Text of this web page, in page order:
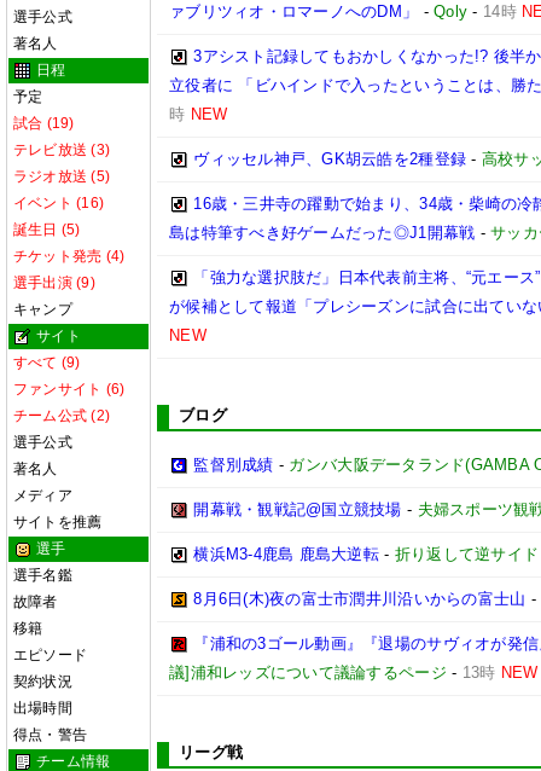
選手公式
著名人
日程
予定
試合 (19)
テレビ放送 (3)
ラジオ放送 (5)
イベント (16)
誕生日 (5)
チケット発売 (4)
選手出演 (9)
キャンプ
サイト
すべて (9)
ファンサイト (6)
チーム公式 (2)
選手公式
著名人
メディア
サイトを推薦
選手
選手名鑑
故障者
移籍
エピソード
契約状況
出場時間
得点・警告
チーム情報
ァブリツィオ・ロマーノへのDM」
-Qoly - 14時
3アシスト記録してもおかしくなかった!? 後半
立役者に 「ビハインドで入ったということは、勝
時 NEW
ヴィッセル神戸、GK胡云皓を2種登録- 高校サ
16歳・三井寺の躍動で始まり、34歳・柴崎の
島は特筆すべき好ゲームだった◎J1開幕戦 -サッ
「強力な選択肢だ」日本代表前主将、“元エー
が候補として報道「プレシーズンに試合に出ていな
NEW
ブログ
監督別成績 - ガンバ大阪データランド(GAMBA
開幕戦・観戦記@国立競技場 - 夫婦スポーツ観
横浜M3-4鹿島 鹿島大逆転 - 折り返して逆サイド
8月6日(木)夜の富士市潤井川沿いからの富士山 -
『浦和の3ゴール動画』『退場のサヴィオが発
議]浦和レッズについて議論するページ - 13時 NEW
リーグ戦